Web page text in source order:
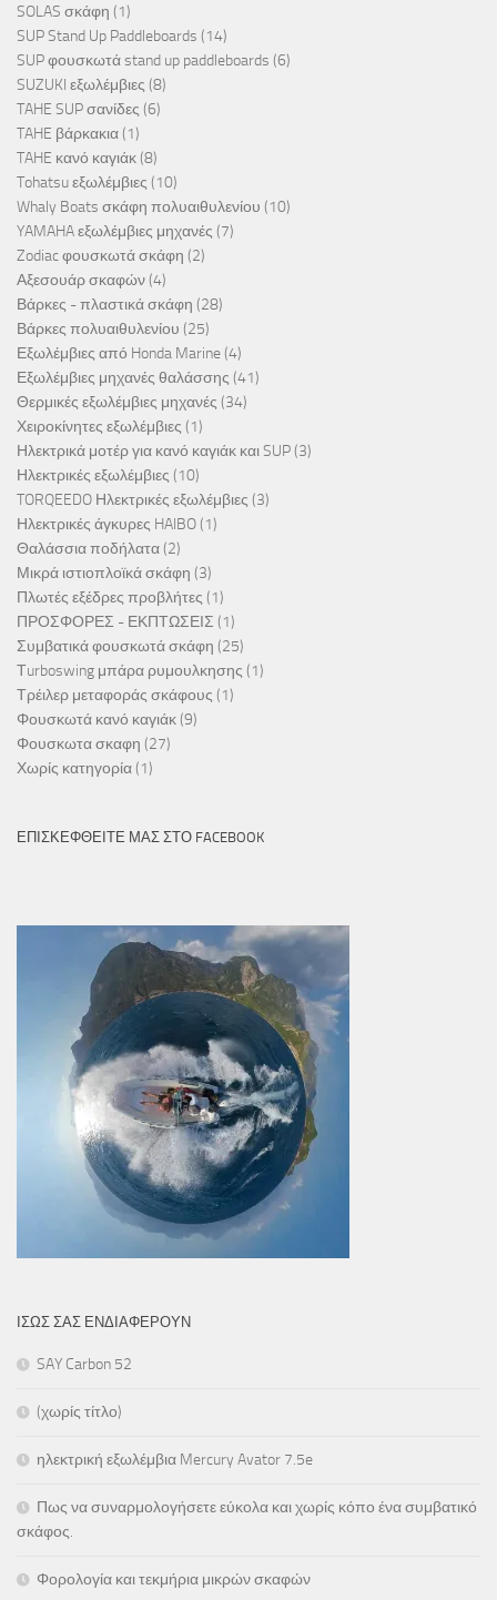
SOLAS σκάφη (1)
SUP Stand Up Paddleboards (14)
SUP φουσκωτά stand up paddleboards (6)
SUZUKI εξωλέμβιες(8)
TAHE SUP σανίδες(6)
TAHE βάρκακια(1)
TAHE κανό καγιάκ(8)
Tohatsu εξωλέμβιες(10)
Whaly Boats σκάφη πολυαιθυλενίου (10)
YAMAHA εξωλέμβιες μηχανές(7)
Zodiac φουσκωτά σκάφη (2)
Αξεσουάρ σκαφών(4)
Βάρκες - πλαστικά σκάφη (28)
Βάρκες πολυαιθυλενίου (25)
Εξωλέμβιες από Honda Marine(4)
Εξωλέμβιες μηχανές θαλάσσης(41)
Θερμικές εξωλέμβιες μηχανές(34)
Χειροκίνητες εξωλέμβιες(1)
Ηλεκτρικά μοτέρ για κανό καγιάκ και SUP(3)
Ηλεκτρικές εξωλέμβιες(10)
TORQEEDO Ηλεκτρικές εξωλέμβιες(3)
Ηλεκτρικές άγκυρες HAIBO(1)
Θαλάσσια ποδήλατα(2)
Μικρά ιστιοπλοϊκά σκάφη (3)
Πλωτές εξέδρες προβλήτες(1)
ΠΡΟΣΦΟΡΕΣ - ΕΚΠΤΩΣΕΙΣ (1)
Συμβατικά φουσκωτά σκάφη (25)
Τurboswing μπάρα ρυμουλκησης(1)
Τρέιλερ μεταφοράς σκάφους(1)
Φουσκωτά κανό καγιάκ(9)
Φουσκωτα σκαφη (27)
Χωρίς κατηγορία(1)
ΕΠΙΣΚΕΦΘΕΊΤΕ ΜΑΣ ΣΤΟ FACEBOOK
ΊΣΩΣ ΣΑΣ ΕΝΔΙΑΦΈΡΟΥΝ
SAY Carbon 52
(χωρίς τίτλο)
ηλεκτρική εξωλέμβια Mercury Avator 7.5e
Πως να συναρμολογήσετε εύκολα και χωρίς κόπο ένα συμβατικό
σκάφος.
Φορολογία και τεκμήρια μικρών σκαφών